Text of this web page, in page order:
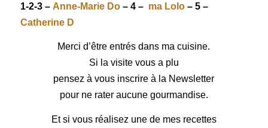
1-2-3 – Anne-Marie Do – 4 – ma Lolo – 5 –
Catherine D
Merci d’être entrés dans ma cuisine.
Si la visite vous a plu
pensez à vous inscrire à la Newsletter
pour ne rater aucune gourmandise.
Et si vous réalisez une de mes recettes